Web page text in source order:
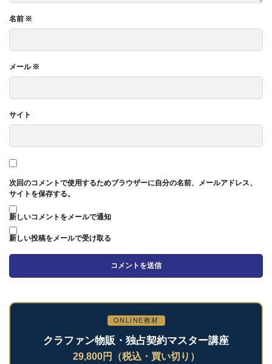
名前 ※
メール※
サイト
次回のコメントで使用するためブラウザーに自分の名前、メールアドレス、
サイトを保存する。
新しいコメントをメールで通知
新しい投稿をメールで受け取る
ONLINE教材
クラファン物販・独占契約マスター講座
29,800円（税込・買い切り）